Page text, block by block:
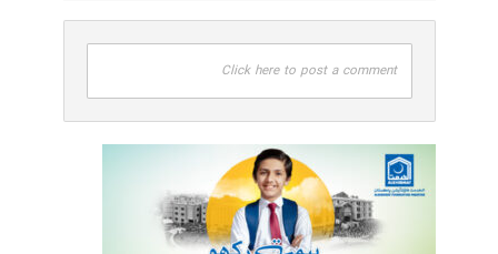
Click here to post a comment